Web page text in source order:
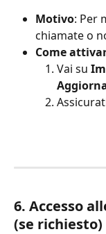
Motivo: Per
chiamate o
Come
Vai su
6. Accesso
(se richiesto)